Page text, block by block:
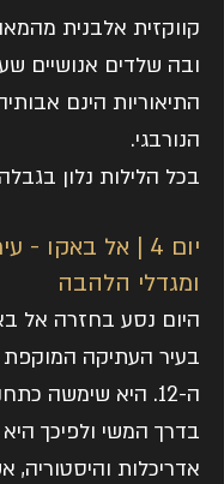
ובה שלדים אנושיים
התיאוריות הינם
הנורבגי.
בכל הלילות נלון
יום 4 | אל באקו -
ומגדלי הלהבה
היום נסע בחזרה אל
בעיר העתיקה
ה-12. היא שימשה
בדרך המשי ולפיכך היא
אדריכלות והיסטוריה,